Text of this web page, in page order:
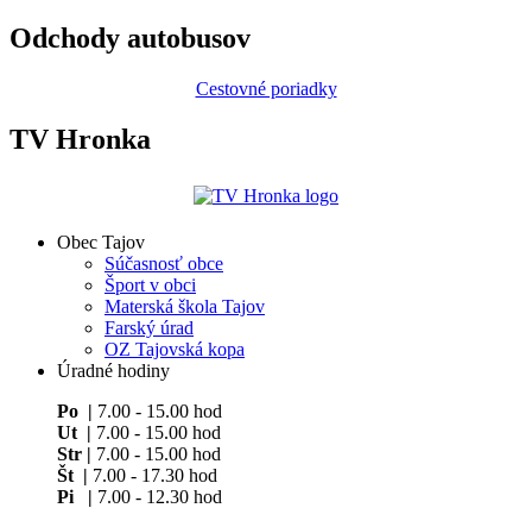
Odchody autobusov
Cestovné poriadky
TV Hronka
Obec Tajov
Súčasnosť obce
Šport v obci
Materská škola Tajov
Farský úrad
OZ Tajovská kopa
Úradné hodiny
Po | 7.00 - 15.00 hod
Ut | 7.00 - 15.00 hod
Str | 7.00 - 15.00 hod
Št | 7.00 - 17.30 hod
Pi | 7.00 - 12.30 hod